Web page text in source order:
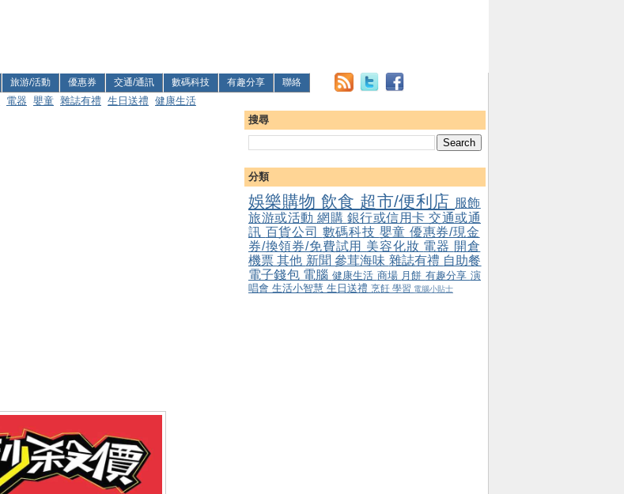
旅游/活動 優惠券 交通/通訊 數碼科技 有趣分享 聯絡
電器 嬰童 雜誌有禮 生日送禮 健康生活
搜尋
分類
娛樂購物 飲食 超市/便利店 服飾
旅游或活動 網購 銀行或信用卡 交通或通
訊 百貨公司 數碼科技 嬰童 優惠券/現金
券/換領券/免費試用 美容化妝 電器 開倉
機票其他 新聞參茸海味 雜誌有禮 自助餐
電子錢包 電腦 健康生活 商場 月餅 有趣分享 演
唱會 生活小智慧 生日送禮 烹飪 學習 電腦小貼士